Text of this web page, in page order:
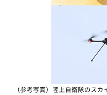
（参考写真）陸上自衛隊のス